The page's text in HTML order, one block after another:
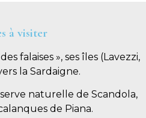
à visiter
falaises », ses îles (Lavezzi,
la Sardaigne.
naturelle de Scandola,
de Piana.